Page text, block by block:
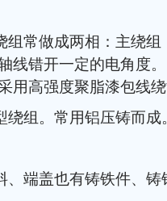
常做成两相：主绕组
线错开一定的电角度
用高强度聚脂漆包线
组。常用铝压铸而成
端盖也有铸铁件、铸